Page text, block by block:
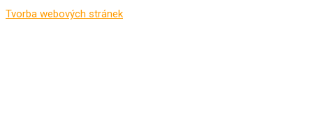
Tvorba webových stránek